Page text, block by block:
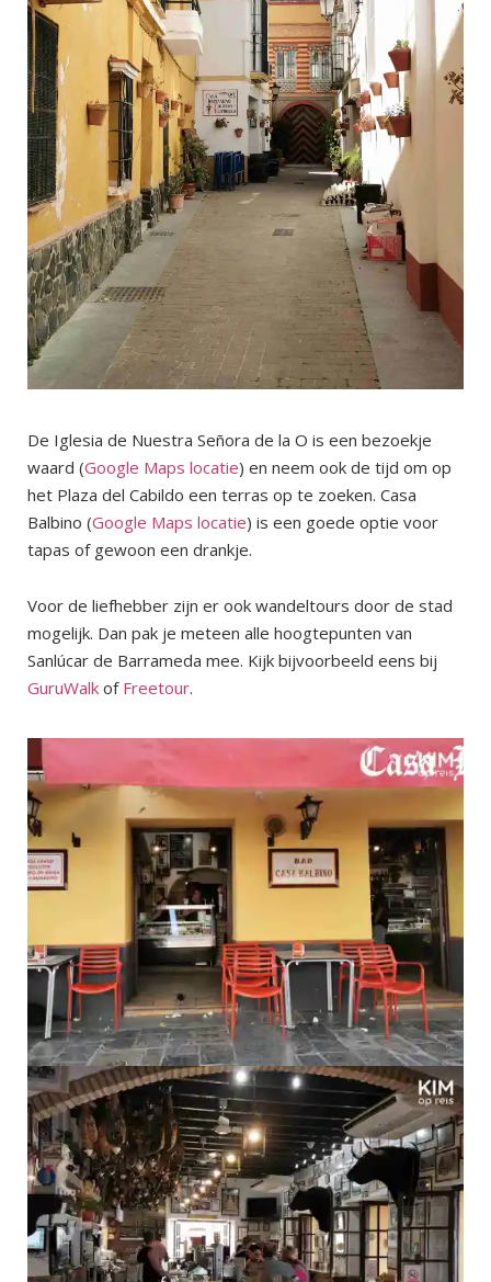
De Iglesia de Nuestra Señora de la O is een bezoekje
waard (Google Maps locatie) en neem ook de tijd om op
het Plaza del Cabildo een terras op te zoeken. Casa
Balbino (Google Maps locatie) is een goede optie voor
tapas of gewoon een drankje.
Voor de liefhebber zijn er ook wandeltours door de stad
mogelijk. Dan pak je meteen alle hoogtepunten van
Sanlúcar de Barrameda mee. Kijk bijvoorbeeld eens bij
GuruWalk of Freetour.